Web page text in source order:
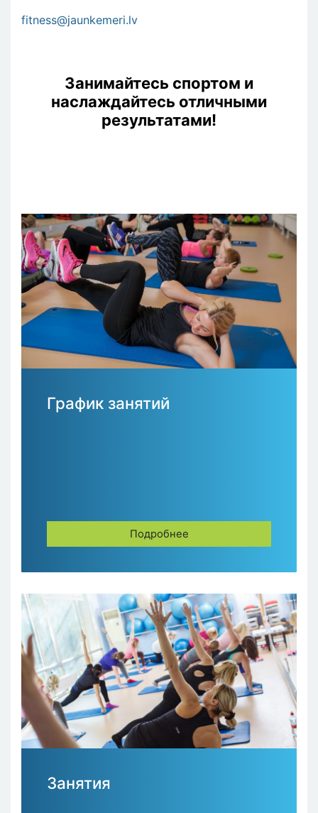
fitness@jaunkemeri.lv
Занимайтесь спортом и
наслаждайтесь отличными
результатами!
График занятий
Подробнее
Занятия